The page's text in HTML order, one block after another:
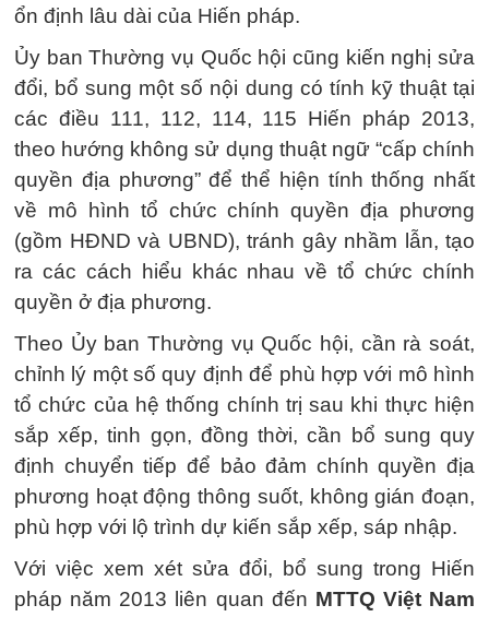
ổn định lâu dài của Hiến pháp.
Ủy ban Thường vụ Quốc hội cũng kiến nghị sửa
đổi, bổ sung một số nội dung có tính kỹ thuật tại
các điều 111, 112, 114, 115 Hiến pháp 2013,
theo hướng không sử dụng thuật ngữ “cấp chính
quyền địa phương” để thể hiện tính thống nhất
về mô hình tổ chức chính quyền địa phương
(gồm HĐND và UBND), tránh gây nhầm lẫn, tạo
ra các cách hiểu khác nhau về tổ chức chính
quyền ở địa phương.
Theo Ủy ban Thường vụ Quốc hội, cần rà soát,
chỉnh lý một số quy định để phù hợp với mô hình
tổ chức của hệ thống chính trị sau khi thực hiện
sắp xếp, tinh gọn, đồng thời, cần bổ sung quy
định chuyển tiếp để bảo đảm chính quyền địa
phương hoạt động thông suốt, không gián đoạn,
phù hợp với lộ trình dự kiến sắp xếp, sáp nhập.
Với việc xem xét sửa đổi, bổ sung trong Hiến
pháp năm 2013 liên quan đến MTTQ Việt Nam